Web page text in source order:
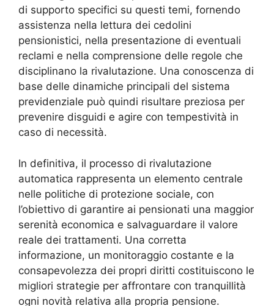
di supporto specifici su questi temi, fornendo
assistenza nella lettura dei cedolini
pensionistici, nella presentazione di eventuali
reclami e nella comprensione delle regole che
disciplinano la rivalutazione. Una conoscenza di
base delle dinamiche principali del sistema
previdenziale può quindi risultare preziosa per
prevenire disguidi e agire con tempestività in
caso di necessità.
In definitiva, il processo di rivalutazione
automatica rappresenta un elemento centrale
nelle politiche di protezione sociale, con
l’obiettivo di garantire ai pensionati una maggior
serenità economica e salvaguardare il valore
reale dei trattamenti. Una corretta
informazione, un monitoraggio costante e la
consapevolezza dei propri diritti costituiscono le
migliori strategie per affrontare con tranquillità
ogni novità relativa alla propria pensione.